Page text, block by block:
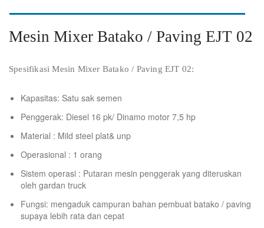
Mesin Mixer Batako / Paving EJT 02
Spesifikasi Mesin Mixer Batako / Paving EJT 02:
Kapasitas: Satu sak semen
Penggerak: Diesel 16 pk/ Dinamo motor 7,5 hp
Material : Mild steel plat& unp
Operasional : 1 orang
Sistem operasi : Putaran mesin penggerak yang diteruskan
oleh gardan truck
Fungsi: mengaduk campuran bahan pembuat batako / paving
supaya lebih rata dan cepat